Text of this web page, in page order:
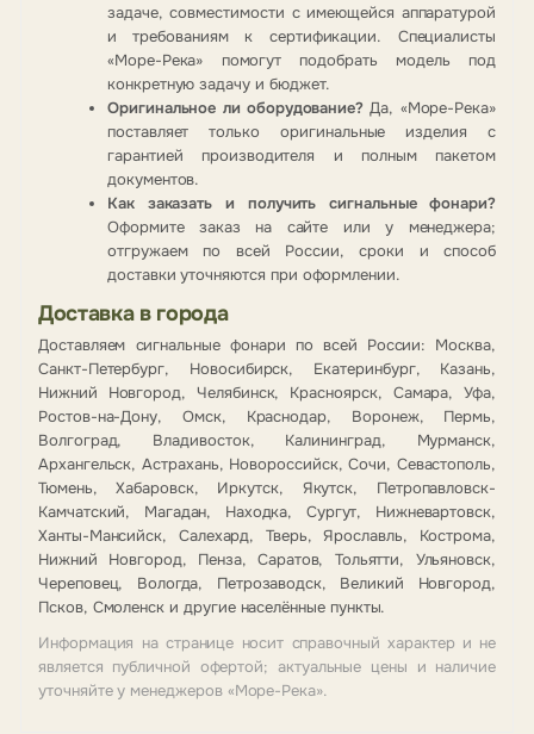
задаче, совместимости с имеющейся аппаратурой
и требованиям к сертификации. Специалисты
«Море-Река» помогут подобрать модель под
конкретную задачу и бюджет.
Оригинальное ли оборудование? Да, «Море-Река»
поставляет только оригинальные изделия с
гарантией производителя и полным пакетом
документов.
Как заказать и получить сигнальные фонари?
Оформите заказ на сайте или у менеджера;
отгружаем по всей России, сроки и способ
доставки уточняются при оформлении.
Доставка в города
Доставляем сигнальные фонари по всей России: Москва,
Санкт-Петербург, Новосибирск, Екатеринбург, Казань,
Нижний Новгород, Челябинск, Красноярск, Самара, Уфа,
Ростов-на-Дону, Омск, Краснодар, Воронеж, Пермь,
Волгоград, Владивосток, Калининград, Мурманск,
Архангельск, Астрахань, Новороссийск, Сочи, Севастополь,
Тюмень, Хабаровск, Иркутск, Якутск, Петропавловск-
Камчатский, Магадан, Находка, Сургут, Нижневартовск,
Ханты-Мансийск, Салехард, Тверь, Ярославль, Кострома,
Нижний Новгород, Пенза, Саратов, Тольятти, Ульяновск,
Череповец, Вологда, Петрозаводск, Великий Новгород,
Псков, Смоленск и другие населённые пункты.
Информация на странице носит справочный характер и не
является публичной офертой; актуальные цены и наличие
уточняйте у менеджеров «Море-Река».